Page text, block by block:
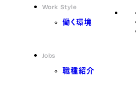
Work Style
働く環境
Jobs
職種紹介